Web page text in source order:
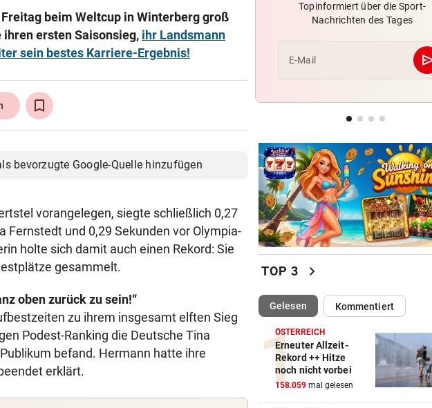
beim Weltcup in Winterberg groß
ersten Saisonsieg, ihr Landsmann
sein bestes Karriere-Ergebnis!
bevorzugte Google-Quelle hinzufügen
vorangelegen, siegte schließlich 0,27
Fernstedt und 0,29 Sekunden vor Olympia-
holte sich damit auch einen Rekord: Sie
gesammelt.
oben zurück zu sein!“
zu ihrem insgesamt elften Sieg
Podest-Ranking die Deutsche Tina
befand. Hermann hatte ihre
erklärt.
AB NACH ITALIEN!
Leihe perfekt: Borussia
vermeldet Abgang
und große Sorgen
Brandgefahr? Hitze löst vor
Störfeuer aus
Topinformiert über die Sport-
Nachrichten des Tages
E-Mail
TOP 3 chevron_right
Gelesen(ausgewählt)Kommentiert
ÖSTERREICH
Erneuter Allzeit-
Rekord ++ Hitze
noch nicht vorbei
158.059 mal gelesen